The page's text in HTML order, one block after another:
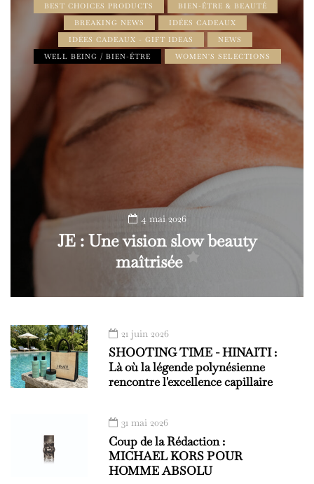
BEST CHOICES PRODUCTS
BIEN-ÊTRE & BEAUTÉ
BREAKING NEWS
IDÉES CADEAUX
IDÉES CADEAUX - GIFT IDEAS
NEWS
WELL BEING / BIEN-ÊTRE
WOMEN'S SELECTIONS
4 mai 2026
JE : Une vision slow beauty
maîtrisée
21 juin 2026
SHOOTING TIME - HINAITI :
Là où la légende polynésienne
rencontre l'excellence capillaire
31 mai 2026
Coup de la Rédaction :
MICHAEL KORS POUR
HOMME ABSOLU